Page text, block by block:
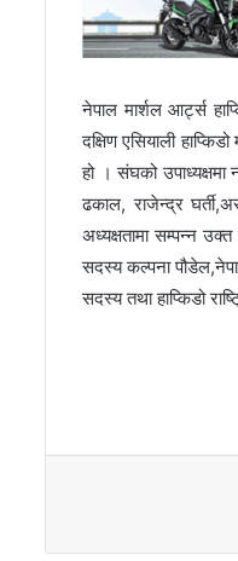
नेपाल मार्शल आर्ट्स
दक्षिण एसियाली
हो । संघको
ढकाल, राजेन्द्र
अध्यक्षतामा सम्पन्न
सदस्य कल्पना
सदस्य तथा हाप्किडो